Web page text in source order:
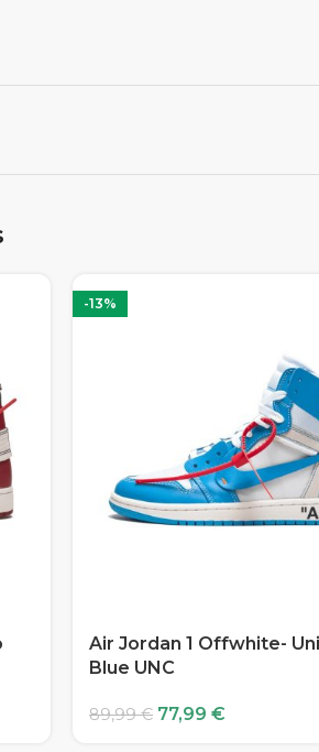
-13%
Air Jordan 1 Offwhite-
Blue UNC
89,99€ 77,99 €